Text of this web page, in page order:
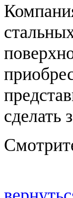
сделать